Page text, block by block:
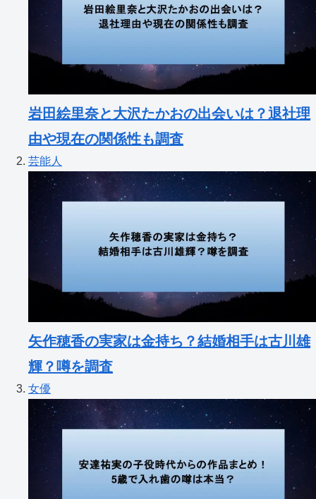
岩田絵里奈と大沢たかおの出会いは？退社理
由や現在の関係性も調査
芸能人
矢作穂香の実家は金持ち？結婚相手は古川雄
輝？噂を調査
女優